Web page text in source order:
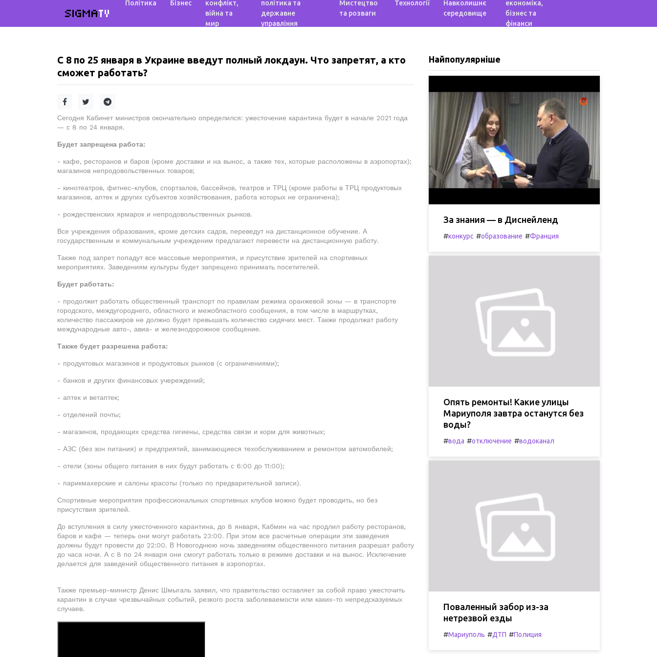
SIGMATV
Політика Бізнес
конфлікт,
війна та
мир
політика та
державне
управління
Мистецтво
та розваги
Технології
Навколишнє
середовище
економіка,
бізнес та
фінанси
С 8 по 25 января в Украине введут полный локдаун. Что запретят, а кто
сможет работать?
Сегодня Кабинет министров окончательно определился: ужесточение карантина будет в начале 2021 года
— с 8 по 24 января.
Будет запрещена работа:
- кафе, ресторанов и баров (кроме доставки и на вынос, а также тех, которые расположены в аэропортах);
магазинов непродовольственных товаров;
- кинотеатров, фитнес-клубов, спортзалов, бассейнов, театров и ТРЦ (кроме работы в ТРЦ продуктовых
магазинов, аптек и других субъектов хозяйствования, работа которых не ограничена);
- рождественских ярмарок и непродовольственных рынков.
Все учреждения образования, кроме детских садов, переведут на дистанционное обучение. А
государственным и коммунальным учрежденим предлагают перевести на дистанционную работу.
Также под запрет попадут все массовые мероприятия, и присутствие зрителей на спортивных
мероприятиях. Заведениям культуры будет запрещено принимать посетителей.
Будет работать:
- продолжит работать общественный транспорт по правилам режима оранжевой зоны — в транспорте
городского, междугороднего, областного и межобластного сообщения, в том числе в маршрутках,
количество пассажиров не должно будет превышать количество сидячих мест. Также продолжат работу
международные авто-, авиа- и железнодорожное сообщение.
Также будет разрешена работа:
- продуктовых магазинов и продуктовых рынков (с ограничениями);
- банков и других финансовых учереждений;
- аптек и ветаптек;
- отделений почты;
- магазинов, продающих средства гигиены, средства связи и корм для животных;
- АЗС (без зон питания) и предприятий, занимающиеся техобслуживанием и ремонтом автомобилей;
- отели (зоны общего питания в них будут работать с 6:00 до 11:00);
- парикмахерские и салоны красоты (только по предварительной записи).
Спортивные мероприятия профессиональных спортивных клубов можно будет проводить, но без
присутствия зрителей.
До вступления в силу ужесточенного карантина, до 8 января, Кабмин на час продлил работу ресторанов,
баров и кафе — теперь они могут работать 23:00. При этом все расчетные операции эти заведения
должны будут провести до 22:00. В Новогоднюю ночь заведениям общественного питания разрешат работу
до часа ночи. А с 8 по 24 января они смогут работать только в режиме доставки и на вынос. Исключение
делается для заведений общественного питания в аэропортах.
Также премьер-министр Денис Шмыгаль заявил, что правительство оставляет за собой право ужесточить
карантин в случае чрезвычайных событий, резкого роста заболеваемости или каких-то непредсказуемых
случаев.
Найпопулярніше
За знания — в Диснейленд
#конкурс #образование #Франция
Опять ремонты! Какие улицы
Мариуполя завтра останутся без
воды?
#вода #отключение #водоканал
Поваленный забор из-за
нетрезвой езды
#Мариуполь #ДТП #Полиция